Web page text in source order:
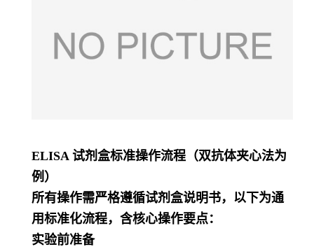
ELISA 试剂盒标准操作流程（双抗体夹心法为
例）
所有操作需严格遵循试剂盒说明书，以下为通
用标准化流程，含核心操作要点：
实验前准备